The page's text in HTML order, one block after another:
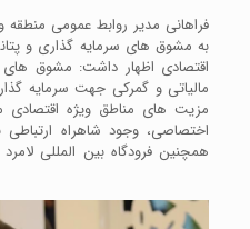
فراهانی مدیر روابط عمومی منطقه
به مشوق های سرمایه گذاری و
اقتصادی اظهار داشت: مشوق
مالیاتی و گمرکی جهت سرمایه
مزیت های مناطق ویژه اقتصادی
اختصاصی، وجود شاهراه
همچنین فرودگاه بین المللی